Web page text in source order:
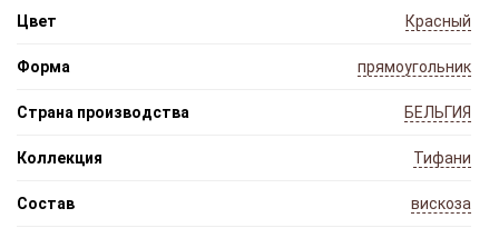
Цвет Красный
Форма прямоугольник
Страна производства БЕЛЬГИЯ
Коллекция Тифани
Состав вискоза